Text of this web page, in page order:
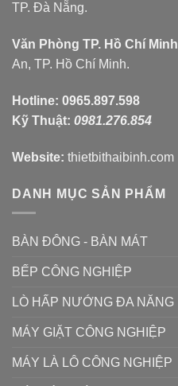
TP. Đà Nẵng.
Văn Phòng TP. Hồ Chí Minh
An, TP. Hồ Chí Minh.
Hotline: 0965.897.598
Kỹ Thuật: 0981.276.854
Website: thietbithaibinh.com
DANH MỤC SẢN PHẨM
BÀN ĐÔNG - BÀN MÁT
BẾP CÔNG NGHIỆP
LÒ HẤP NƯỚNG ĐA NĂNG
MÁY GIẶT CÔNG NGHIỆP
MÁY LÀ LÔ CÔNG NGHIỆP